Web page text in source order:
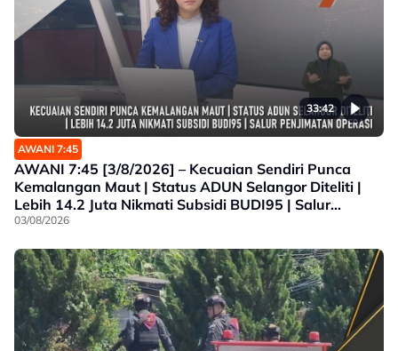
33:42
AWANI 7:45
AWANI 7:45 [3/8/2026] – Kecuaian Sendiri Punca
Kemalangan Maut | Status ADUN Selangor Diteliti |
Lebih 14.2 Juta Nikmati Subsidi BUDI95 | Salur
Penjimatan Operasi
03/08/2026